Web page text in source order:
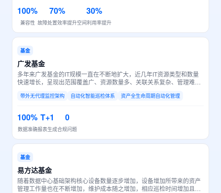
100%
兼容性
70%
故障处置效率提升
30%
空间利用率提升
基金
广发基金
多年来广发基金的IT规模一直在不断地扩大，近几年IT资源类型和数量
快速增长，呈现出范围覆盖广、资源数量多、关联关系复杂、管理难度
维新需求。
带外无代理监控架构 自动化智能巡检体系 资产全生命周期自动化管理
100%
数据准确
T+1
报表生成
0
合规问题
基金
易方达基金
随着数据中心基础架构核心设备数量逐步增加，设备增加所带来的资产
管理工作量也在不断增加，维护成本随之增加，相应巡检时间增加且人